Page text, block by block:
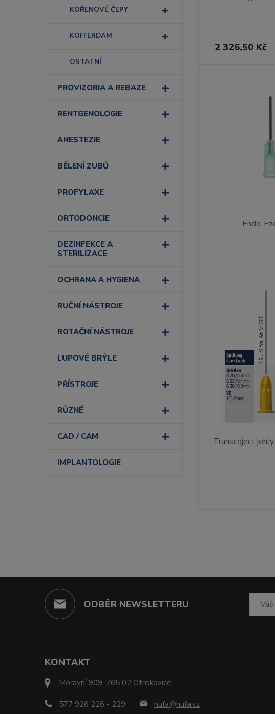
KOŘENOVÉ ČEPY
KOFFERDAM
OSTATNÍ
PROVIZORIA A REBAZE
RENTGENOLOGIE
ANESTEZIE
BĚLENÍ ZUBŮ
PROFYLAXE
ORTODONCIE
DEZINFEKCE A
STERILIZACE
OCHRANA A HYGIENA
RUČNÍ NÁSTROJE
ROTAČNÍ NÁSTROJE
LUPOVÉ BRÝLE
PŘÍSTROJE
RŮZNÉ
CAD / CAM
IMPLANTOLOGIE
2 326,50 Kč
Endo-
Transcoject
ODBĚR NEWSLETTERU
KONTAKT
Moravní 909, 765 02 Otrokovice
577 926 226 - 229 hufa@hufa.cz